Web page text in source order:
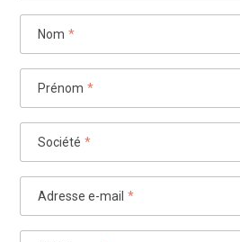
Nom *
Prénom *
Société *
Adresse e-mail *